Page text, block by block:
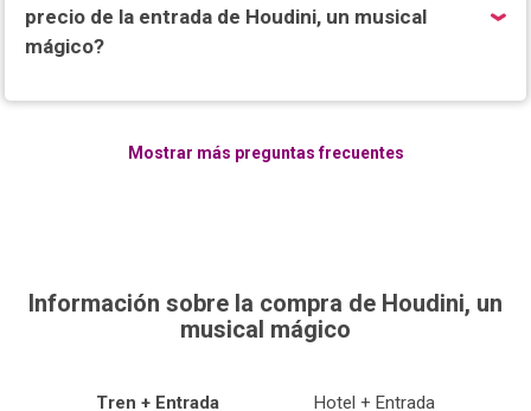
precio de la entrada de Houdini, un musical
mágico?
Mostrar más preguntas frecuentes
Información sobre la compra de Houdini, un
musical mágico
Tren + Entrada Hotel + Entrada